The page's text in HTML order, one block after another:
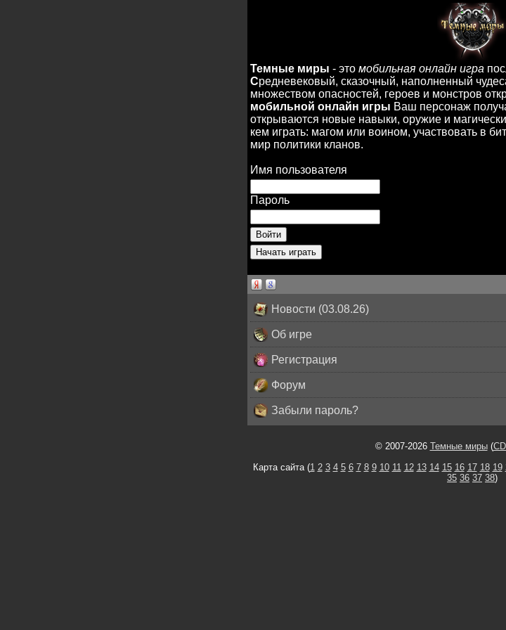
Темные миры - это мобильная онлайн игра
Средневековый, сказочный, наполненный
множеством опасностей, героев и монстров
мобильной онлайн игры Ваш персонаж
открываются новые навыки, оружие и
кем играть: магом или воином, участвовать в
мир политики кланов.
Имя пользователя
Пароль
Новости (03.08.26)
Об игре
Регистрация
Форум
Забыли пароль?
© 2007-2026 Темные миры(
Карта сайта (1 2 3 4 5 6 7 8 9 10 11 12 13 14 15 16 17 18 19
35 36 37 38)